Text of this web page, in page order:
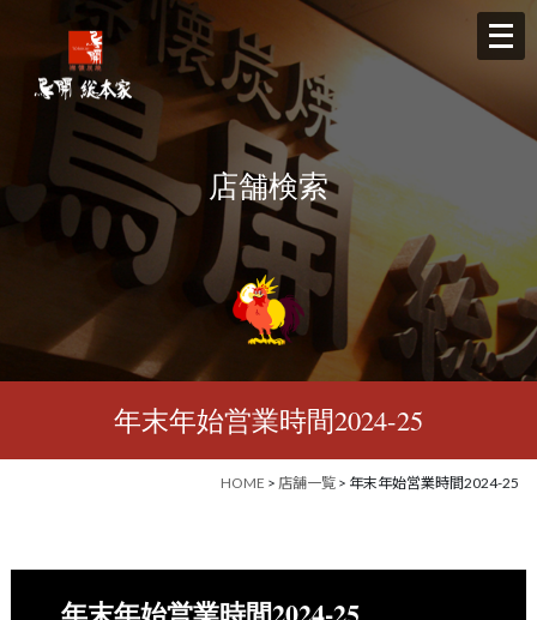
メ
ニ
ュ
く
店舗検索
年末年始営業時間2024-25
HOME > 店舗一覧 > 年末年始営業時間2024-25